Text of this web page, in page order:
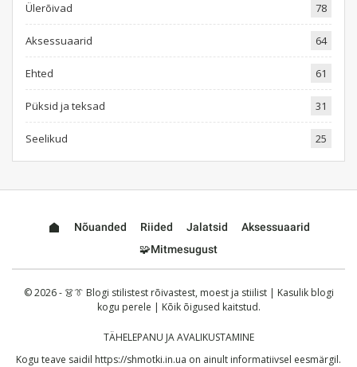
Ülerõivad 78
Aksessuaarid 64
Ehted 61
Püksid ja teksad 31
Seelikud 25
Nõuanded Riided Jalatsid
Aksessuaarid
🧩Mitmesugust
© 2026 - 👗👔 Blogi stilistest rõivastest, moest ja stiilist | Kasulik blogi
kogu perele | Kõik õigused kaitstud.
TÄHELEPANU JA AVALIKUSTAMINE
Kogu teave saidil https://shmotki.in.ua on ainult informatiivsel eesmärgil.